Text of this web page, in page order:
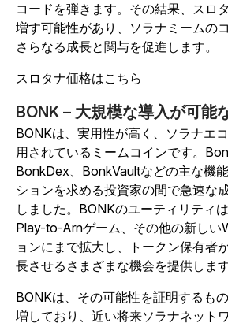
コードを弾きます。その結果、スロ
増す可能性があり、ソラナミームの
さらなる成長と関与を促進します。
スロタナ価格はこちら
BONK – 大規模な導入が可能
BONKは、実用性が高く、ソラナエ
用されているミームコインです。
BonkDex、BonkVaultなどの主な機
ションを求める投資家の間で急速な
しました。BONKのユーティリティ
Play-to-Arnゲーム、その他の新しい
ョンにまで拡大し、トークン保有者
長させるさまざまな機会を提供します
BONKは、その可能性を証明するも
増しており、近い将来ソラナネット